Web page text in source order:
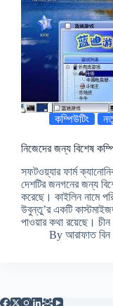
কম্পিউটিং
নিজেদের জন্য বিশেষ
সফটওয়্যার ফার্ম
দেশটির জনগনের জন্য
করেছে। কাইলিন নামে
উবুন্তু’র একটি
পাওয়ার কথা রয়েছে।
By আরাফাত